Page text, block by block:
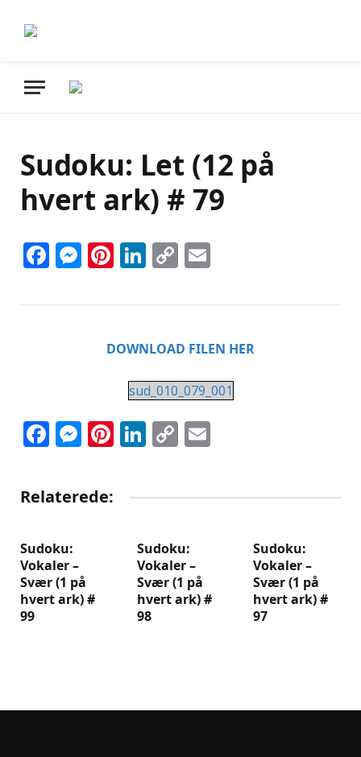
Sudoku: Let (12 på
hvert ark) # 79
Facebook
Messenger
Pinterest
LinkedIn
Copy
DOWNLOAD FILEN HER
sud_010_079_001
Facebook
Messenger
Pinterest
LinkedIn
Copy
Relaterede:
Sudoku:
Vokaler –
Svær (1 på
hvert ark) #
99
Sudoku:
Vokaler –
Svær (1 på
hvert ark) #
98
Sudoku:
Vokaler –
Svær (1 på
hvert ark) #
97